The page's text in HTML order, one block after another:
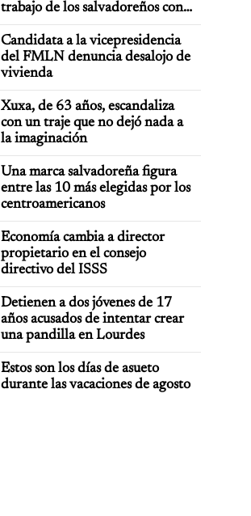
trabajo de los salvadoreños con
TPS
Candidata a la vicepresidencia
del FMLN denuncia desalojo de
vivienda
Xuxa, de 63 años, escandaliza
con un traje que no dejó nada a
la imaginación
Una marca salvadoreña figura
entre las 10 más elegidas por los
centroamericanos
Economía cambia a director
propietario en el consejo
directivo del ISSS
Detienen a dos jóvenes de 17
años acusados de intentar crear
una pandilla en Lourdes
Estos son los días de asueto
durante las vacaciones de agosto